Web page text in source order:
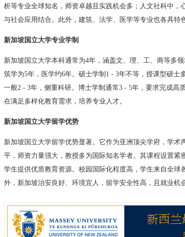
析等专业全球知名，师资卓越且实践机会多；人文社科中，
与社会应用结合。此外，建筑、法学、医学等专业也各具特
新加坡国立大学专业学制
新加坡国立大学本科通常为4年，涵盖文、理、工、商等多
筑学为5年，医学约6年。硕士学制1 - 3年不等，授课型硕士
一般2 - 3年，侧重科研。博士学制通常3 - 5年，要求完成高
在满足多样化教育需求，培养专业人才。
新加坡国立大学留学优势
新加坡国立大学留学优势显著。它作为亚洲顶尖学府，学
平，师资力量强大，教授多为国际知名学者。其课程设置紧
学生提供优质教育资源。校园国际化程度高，学生来自全球
外，新加坡治安良好、环境宜人，留学安全性高，且就业机